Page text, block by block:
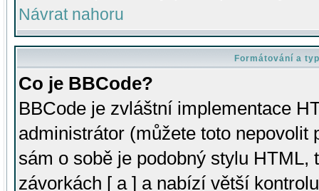
Návrat nahoru
Formátování a
Co je BBCode?
BBCode je zvláštní implementace
administrátor (můžete toto
sám o sobě je podobný stylu HTML,
závorkách [ a ] a nabízí větší